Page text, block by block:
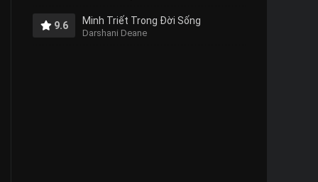
9.6 Minh Triết Trong Đời Sống
Darshani Deane